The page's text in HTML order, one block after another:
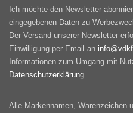
Ich möchte den Newsletter
eingegebenen Daten zu
Der Versand unserer Newsletter
Einwilligung per Email an
Informationen zum Umgang mit
Datenschutzerklärung
Alle Markennamen, Warenzeichen